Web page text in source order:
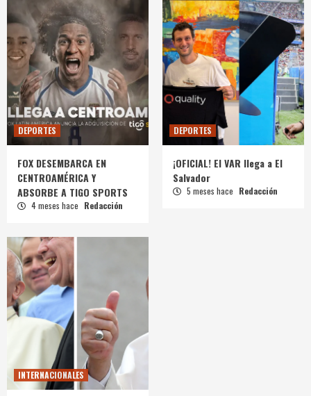
DEPORTES
FOX DESEMBARCA EN
CENTROAMÉRICA Y
ABSORBE A TIGO SPORTS
4 meses hace Redacción
DEPORTES
¡OFICIAL! El VAR llega a El
Salvador
5 meses hace Redacción
INTERNACIONALES